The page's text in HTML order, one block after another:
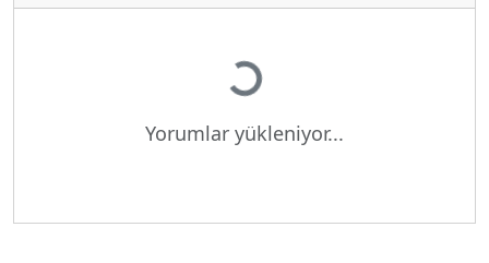
Yükleniyor...
Yorumlar yükleniyor...